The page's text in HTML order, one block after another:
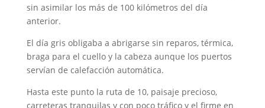
sin asimilar los más de 100 kilómetros del día
anterior.
El día gris obligaba a abrigarse sin reparos, térmica,
braga para el cuello y la cabeza aunque los puertos
servían de calefacción automática.
Hasta este punto la ruta de 10, paisaje precioso,
carreteras tranquilas y con poco tráfico y el firme en